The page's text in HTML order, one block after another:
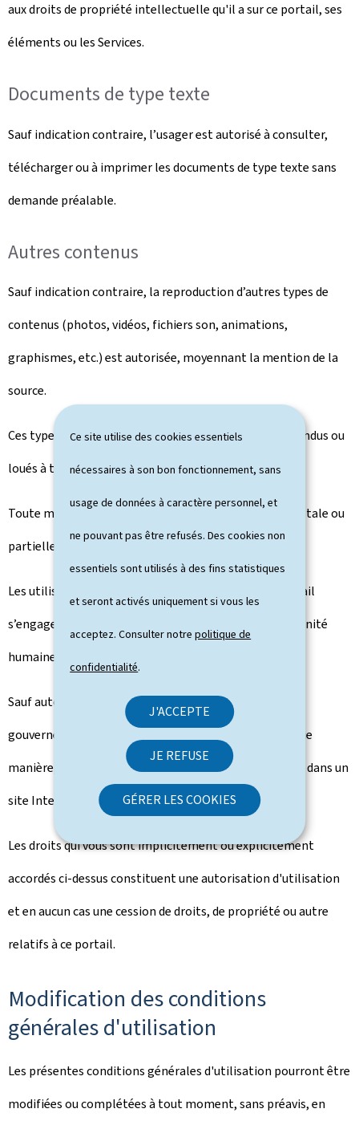
Ce site utilise des cookies essentiels
nécessaires à son bon fonctionnement, sans
usage de données à caractère personnel, et
ne pouvant pas être refusés. Des cookies non
essentiels sont utilisés à des fins statistiques
et seront activés uniquement si vous les
acceptez. Consulter notrepolitique de
confidentialité.
J'ACCEPTE
JE REFUSE
GÉRER LES COOKIES
aux droits de propriété intellectuelle qu'il a sur ce portail, ses
éléments ou les Services.
Documents de type texte
Sauf indication contraire, l’usager est autorisé à consulter,
télécharger ou à imprimer les documents de type texte sans
demande préalable.
Autres contenus
Sauf indication contraire, la reproduction d’autres types de
contenus (photos, vidéos, fichiers son, animations,
graphismes, etc.) est autorisée, moyennant la mention de la
source.
Ces types de contenus ne peuvent en aucun cas être vendus ou
loués à titre onéreux.
Toute modification, transformation ou adaptation, totale ou
partielle des types de contenus précités est interdite.
Les utilisateurs qui reproduisent des contenus du portail
s’engagent à ne pas en faire un usage contraire à la dignité
humaine et au respect de la personne.
Sauf autorisation expresse de l’éditeur, le portail
gouvernement.lu ne peut être intégré d'une quelconque
manière, en tout ou en partie, dans un autre portail ou dans un
site Internet.
Les droits qui vous sont implicitement ou explicitement
accordés ci-dessus constituent une autorisation d'utilisation
et en aucun cas une cession de droits, de propriété ou autre
relatifs à ce portail.
Modification des conditions
générales d'utilisation
Les présentes conditions générales d'utilisation pourront être
modifiées ou complétées à tout moment, sans préavis, en